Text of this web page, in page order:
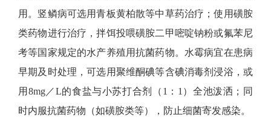
用。竖鳞病可选用青板黄柏散等中草药治疗；使用磺胺
类药物进行治疗，拌饵投喂磺胺二甲嘧啶钠粉或氟苯尼
考等国家规定的水产养殖用抗菌药物。水霉病宜在患病
早期及时处理，可选用聚维酮碘等含碘消毒剂浸浴，或
用8mg／L的食盐与小苏打合剂（1：1）全池泼洒；同
时内服抗菌药物（如磺胺类等），防止细菌寄发感染。